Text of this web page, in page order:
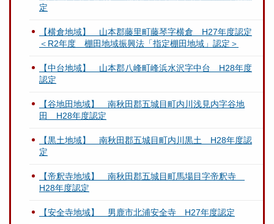
定
【横倉地域】 山本郡藤里町藤琴字横倉 H27年度認定
＜R2年度 棚田地域振興法「指定棚田地域」認定＞
【中台地域】 山本郡八峰町峰浜水沢字中台 H28年度
認定
【谷地田地域】 南秋田郡五城目町内川浅見内字谷地
田 H28年度認定
【黒土地域】 南秋田郡五城目町内川黒土 H28年度認
定
【帝釈寺地域】 南秋田郡五城目町馬場目字帝釈寺
H28年度認定
【安全寺地域】 男鹿市北浦安全寺 H27年度認定